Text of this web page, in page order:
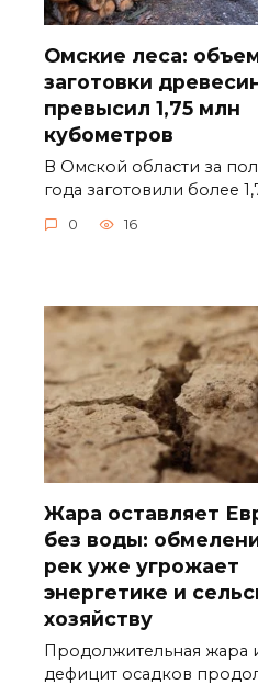
Омские леса:
заготовки
превысил 1,75 млн
кубометров
В Омской области за
года заготовили более
0 16
Жара оставляет
без воды:
рек уже угрожает
энергетике и
хозяйству
Продолжительная жара
дефицит осадков